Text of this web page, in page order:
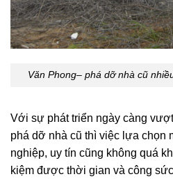
Văn Phong– phá dỡ nhà cũ
Với sự phát triển ngày càng
phá dỡ nhà cũ thì việc lựa chọn
nghiệp, uy tín cũng không quá
kiệm được thời gian và công